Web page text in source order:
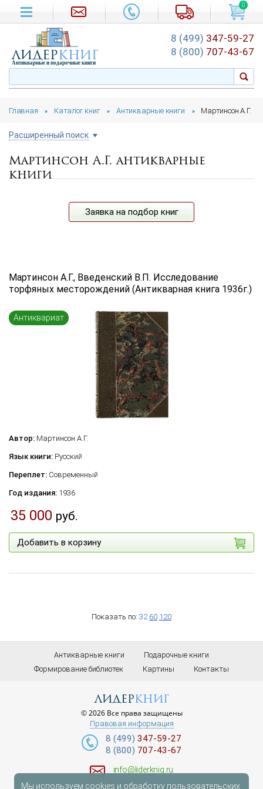
Главная » Каталог книг » Антикварные книги » Мартинсон А.Г.
Расширенный поиск
Цена руб.
от
до
...
Переплет
...
по году издания
по дате поступления (новинки)
Мартинсон А.Г. антикварные
книги
Заявка на подбор книг
Мартинсон А.Г., Введенский В.П. Исследование
торфяных месторождений (Антикварная книга 1936г.)
Антиквариат
Автор: Мартинсон А.Г.
Язык книги: Русский
Переплет: Современный
Год издания: 1936
35 000 руб.
Добавить в корзину
Показать по: 32 60 120
0
лидеркниг
Антикварные и подарочные книги
8 (499) 347-59-27
8 (800) 707-43-67
Антикварные книги
Подарочные книги
Формирование библиотек
Картины Контакты
лидеркниг
© 2026 Все права защищены
Правовая информация
8 (499) 347-59-27
8 (800) 707-43-67
info@liderknig.ru
Мы используем cookies и обработку пользовательских